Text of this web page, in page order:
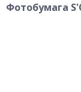
Фотобумага